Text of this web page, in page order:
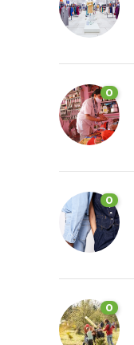
0
0
0